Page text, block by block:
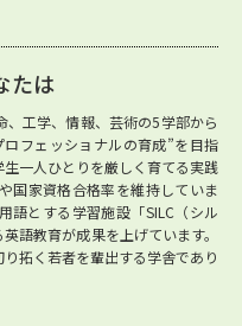
たは
工学、情報、芸術の5学部から
フェッショナルの育成”を目指
一人ひとりを厳しく育てる実践
国家資格合格率を維持していま
語とする学習施設「SILC（シル
語教育が成果を上げています。
拓く若者を輩出する学舎であり